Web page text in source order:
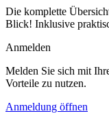
Die komplette
Blick! Inklusive
Anmelden
Melden Sie sich mit
Vorteile zu nutzen.
Anmeldung öffnen